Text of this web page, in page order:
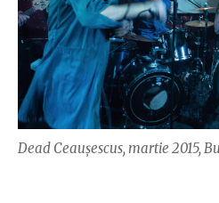
Dead Ceaușescus, martie 2015,